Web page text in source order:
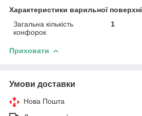
Характеристики варильної поверхні
Загальна кількість
конфорок
1
Приховати
Умови доставки
Нова Пошта